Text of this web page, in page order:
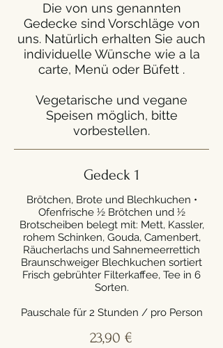
Die von uns genannten
Gedecke sind Vorschläge von
uns. Natürlich erhalten Sie auch
individuelle Wünsche wie a la
carte, Menü oder Büfett .
Vegetarische und vegane
Speisen möglich, bitte
vorbestellen.
Gedeck 1
Brötchen, Brote und Blechkuchen •
Ofenfrische ½ Brötchen und ½
Brotscheiben belegt mit: Mett, Kassler,
rohem Schinken, Gouda, Camenbert,
Räucherlachs und Sahnemeerrettich
Braunschweiger Blechkuchen sortiert
Frisch gebrühter Filterkaffee, Tee in 6
Sorten.
Pauschale für 2 Stunden / pro Person
23,90 €